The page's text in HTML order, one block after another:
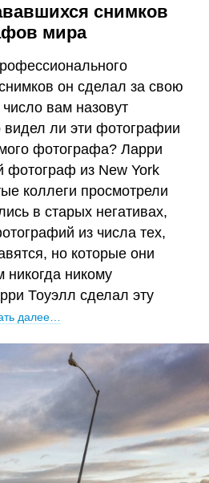
снимков
мира
он сделал за свою
вам назовут
видел ли эти фотографии
фотографа? Ларри
фотограф из New York
коллеги просмотрели
в старых негативах,
из числа тех,
но которые они
никогда никому
Тоуэлл сделал эту
далее…